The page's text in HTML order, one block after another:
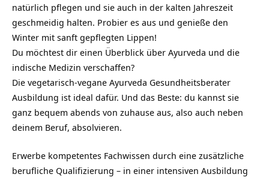
natürlich pflegen und sie auch in der kalten Jahreszeit
geschmeidig halten. Probier es aus und genieße den
Winter mit sanft gepflegten Lippen!
Du möchtest dir einen Überblick über Ayurveda und die
indische Medizin verschaffen?
Die vegetarisch-vegane Ayurveda Gesundheitsberater
Ausbildung ist ideal dafür. Und das Beste: du kannst sie
ganz bequem abends von zuhause aus, also auch neben
deinem Beruf, absolvieren.
Erwerbe kompetentes Fachwissen durch eine zusätzliche
berufliche Qualifizierung – in einer intensiven Ausbildung